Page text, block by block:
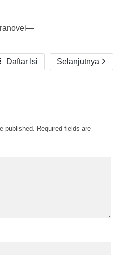
Daftar Isi Selanjutnya
published. Required fields are